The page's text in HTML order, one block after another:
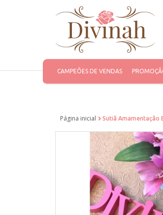
CAMPEÕES DE VENDAS
Página inicial Sutiã Amamentação